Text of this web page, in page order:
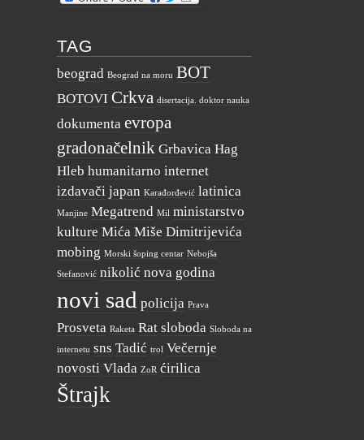
TAG
beograd Beograd na moru BOT
BOTOVI Crkva disertacija. doktor nauka
dokumenta evropa
gradonačelnik Grbavica Hag
Hleb humanitarno internet
izdavači japan Karađorđević latinica
Manjine Megatrend Mil ministarstvo
kulture Mića Miše Dimitrijevića
mobing Morski šoping centar Nebojša
Stefanović nikolić nova godina
novi sad policija Prava
Prosveta Raketa Rat sloboda Sloboda na
internetu sns Tadić trol Večernje
novosti Vlada ZoR ćirilica
Štrajk